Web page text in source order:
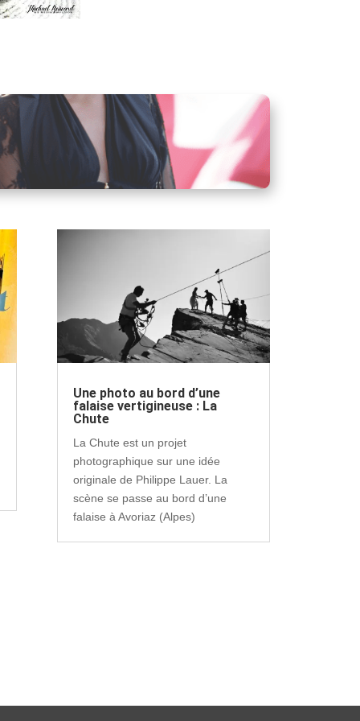
Une photo au bord d’une
falaise vertigineuse : La
Chute
La Chute est un projet
photographique sur une idée
originale de Philippe Lauer. La
scène se passe au bord d’une
falaise à Avoriaz (Alpes)